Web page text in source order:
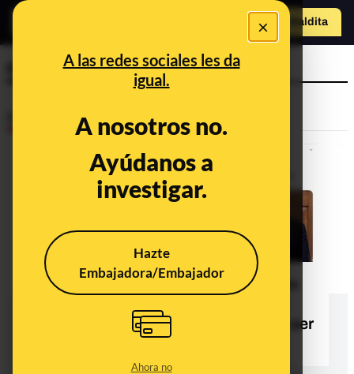
×
A las redes sociales les da
igual.
A nosotros no.
Ayúdanos a
investigar.
Hazte
Embajadora/Embajador
Ahora no
Hazte Maldita
certificación de votos
No, no se ha anulado la certificación
Nevada, ni Joe Biden ha dejado de ser
presidente electo